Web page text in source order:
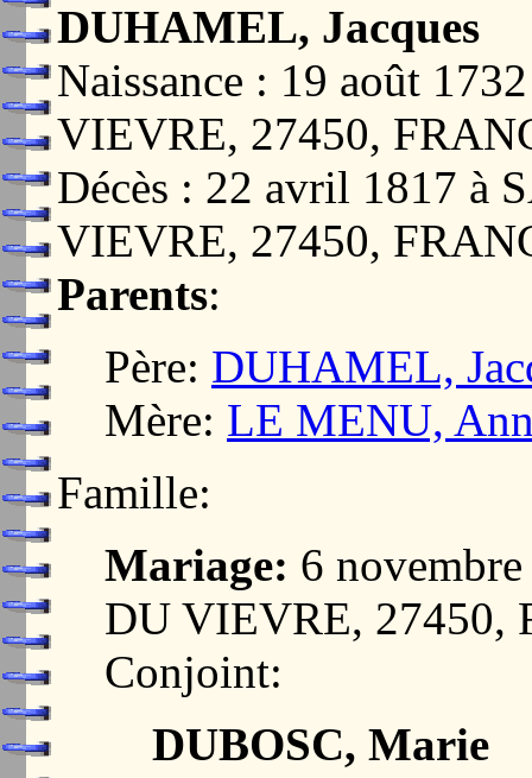
DUHAMEL, Jacques
Naissance : 19 août
VIEVRE, 27450,
Décès : 22 avril 1817 à
VIEVRE, 27450,
Parents:
Père: DUHAMEL,
Mère: LE MENU,
Famille:
Mariage: 6
DU VIEVRE, 27450,
Conjoint:
DUBOSC, Marie